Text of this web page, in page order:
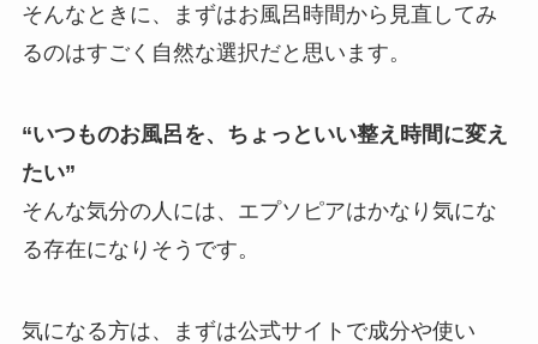
そんなときに、まずはお風呂時間から見直してみ
るのはすごく自然な選択だと思います。
“いつものお風呂を、ちょっといい整え時間に変え
たい”
そんな気分の人には、エプソピアはかなり気にな
る存在になりそうです。
気になる方は、まずは公式サイトで成分や使い